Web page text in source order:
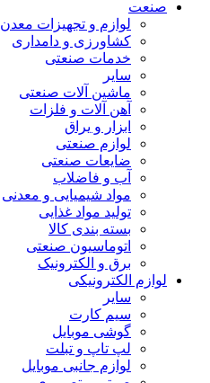
صنعت
لوازم و تجهیزات معدن
کشاورزی و دامداری
خدمات صنعتی
سایر
ماشین آلات صنعتی
آهن آلات و فلزات
ابزار و یراق
لوازم صنعتی
ضایعات صنعتی
آب و فاضلاب
مواد شیمیایی و معدنی
تولید مواد غذایی
بسته بندی کالا
اتوماسیون صنعتی
برق و الکترونیک
لوازم الکترونیکی
سایر
سیم کارت
گوشی موبایل
لپ تاپ و تبلت
لوازم جانبی موبایل